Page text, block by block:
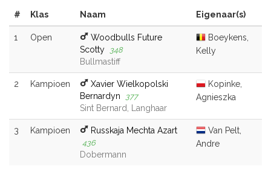
# Klas Naam Eigenaar(s)
1 Open
Woodbulls Future
Scotty
348
Bullmastiff
Boeykens,
Kelly
2 Kampioen
Xavier Wielkopolski
Bernardyn
377
Sint Bernard, Langhaar
Kopinke,
Agnieszka
3 Kampioen Russkaja Mechta Azart
436
Dobermann
Van Pelt,
Andre